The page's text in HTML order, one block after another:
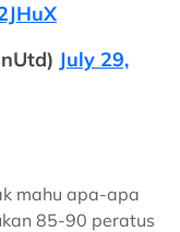
July 29,
mahu apa-apa
85-90 peratus